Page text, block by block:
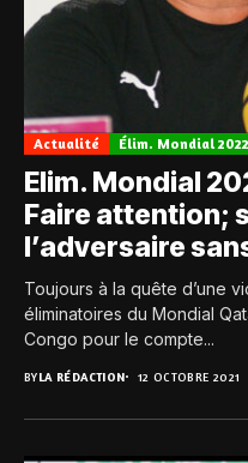
Actualité Élim. Mondial 2022
Elim. Mondial
Faire attention;
l’adversaire
Toujours à la quête d’une
éliminatoires du Mondial
Congo pour le compte...
BYLA RÉDACTION 12 OCTOBRE 2021